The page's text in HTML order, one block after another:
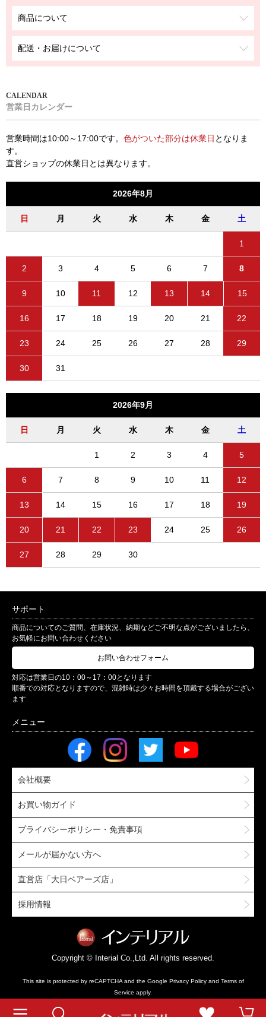
商品について
配送・お届けについて
営業日カレンダー
営業時間は10:00～17:00です。 色がついた部分は休業日 となりま
す。
直営ショップの休業日とは異なります。
2026年8月
日 月 火 水 木 金 土
1
2 3 4 5 6 7 8
9 10 11 12 13 14 15
16 17 18 19 20 21 22
23 24 25 26 27 28 29
30 31
2026年9月
日 月 火 水 木 金 土
1 2 3 4 5
6 7 8 9 10 11 12
13 14 15 16 17 18 19
20 21 22 23 24 25 26
27 28 29 30
サポート
商品についてのご質問、在庫状況、納期などご不明な点がございましたら、
お気軽にお問い合わせください
お問い合わせフォーム
対応は営業日の10：00～17：00となります
順番での対応となりますので、混雑時は少々お時間を頂戴する場合がござい
ます
会社概要
お買い物ガイド
プライバシーポリシー・免責事項
メールが届かない方へ
直営店「大日ベアーズ店」
採用情報
Copyright © Interial Co.,Ltd. All rights reserved.
This site is protected by reCAPTCHA and the Google Privacy Policyand Terms of
Service apply.